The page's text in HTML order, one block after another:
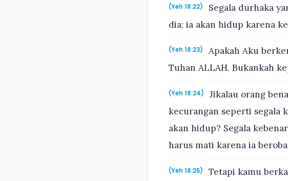
(Yeh 18:22)
Segala durhaka
dia; ia akan hidup karena
(Yeh 18:23)
Apakah Aku
Tuhan ALLAH. Bukankah
(Yeh 18:24)
Jikalau orang
kecurangan seperti segala
akan hidup? Segala
harus mati karena ia
(Yeh 18:25)
Tetapi kamu